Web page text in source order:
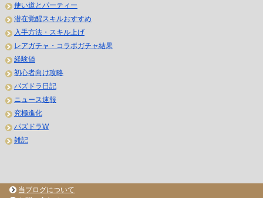
使い道とパーティー
潜在覚醒スキルおすすめ
入手方法・スキル上げ
レアガチャ・コラボガチャ結果
経験値
初心者向け攻略
パズドラ日記
ニュース速報
究極進化
パズドラW
雑記
当ブログについて